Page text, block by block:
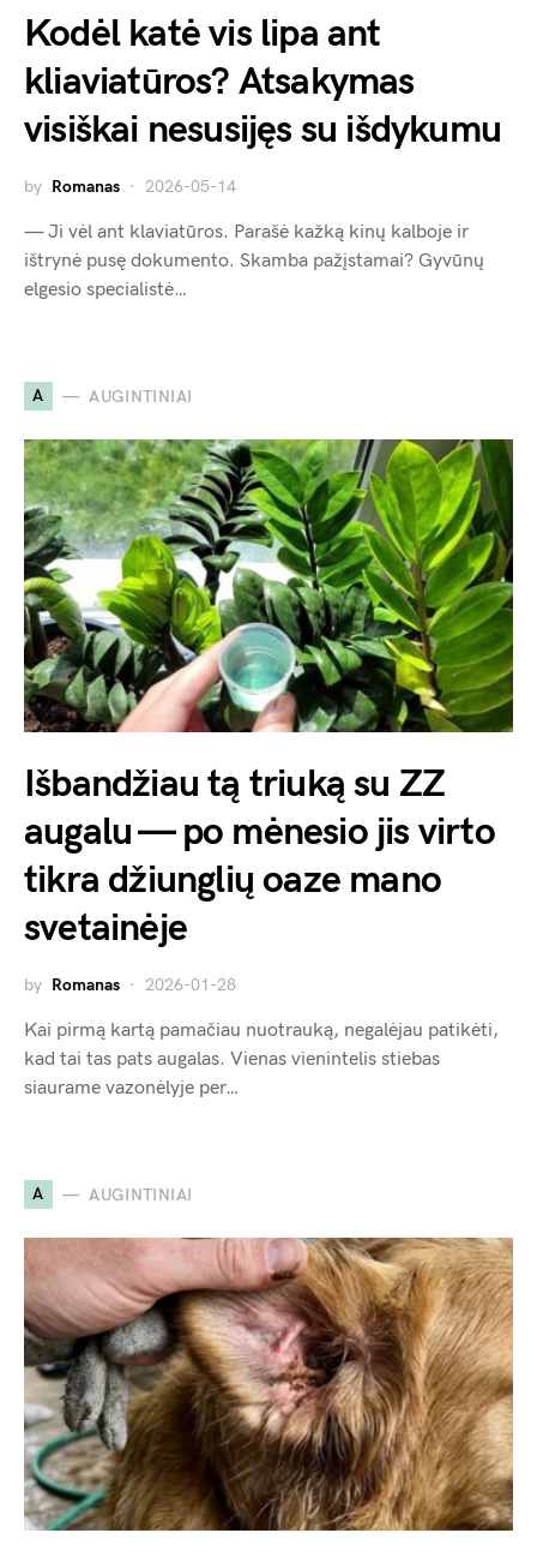
Kodėl katė vis lipa ant
kliaviatūros? Atsakymas
visiškai nesusijęs su išdykumu
by Romanas 2026-05-14
— Ji vėl ant klaviatūros. Parašė kažką kinų kalboje ir
ištrynė pusę dokumento. Skamba pažįstamai? Gyvūnų
elgesio specialistė…
A AUGINTINIAI
Išbandžiau tą triuką su ZZ
augalu — po mėnesio jis virto
tikra džiunglių oaze mano
svetainėje
by Romanas 2026-01-28
Kai pirmą kartą pamačiau nuotrauką, negalėjau patikėti,
kad tai tas pats augalas. Vienas vienintelis stiebas
siaurame vazonėlyje per…
A AUGINTINIAI